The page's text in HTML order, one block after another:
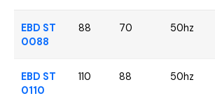
EBD ST
0088
88 70 50hz
EBD ST
0110
110 88 50hz